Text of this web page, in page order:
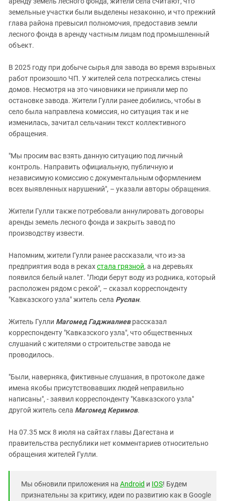
земельные участки были выделены незаконно, и что прежний
глава района превысил полномочия, предоставив земли
лесного фонда в аренду частным лицам под промышленный
объект.
В 2025 году при добыче сырья для завода во время взрывных
работ произошло ЧП. У жителей села потрескались стены
домов. Несмотря на это чиновники не приняли мер по
остановке завода. Жители Гулли ранее добились, чтобы в
село была направлена комиссия, но ситуация так и не
изменилась, зачитал сельчанин текст коллективного
обращения.
"Мы просим вас взять данную ситуацию под личный
контроль. Направить официальную, публичную и
независимую комиссию с документальным оформлением
всех выявленных нарушений", – указали авторы обращения.
Жители Гулли также потребовали аннулировать договоры
аренды земель лесного фонда и закрыть завод по
производству извести.
Напомним, жители Гулли ранее рассказали, что из-за
предприятия вода в рекахстала грязной, а на деревьях
появился белый налет. "Люди берут воду из родника, который
расположен рядом с рекой", – сказал корреспонденту
"Кавказского узла" житель села Руслан.
Житель Гулли Магомед Гаджиалиеврассказал
корреспонденту "Кавказского узла", что общественных
слушаний с жителями о строительстве завода не
проводилось.
"Были, наверняка, фиктивные слушания, в протоколе даже
имена якобы присутствовавших людей неправильно
написаны", - заявил корреспонденту "Кавказского узла"
другой житель села Магомед Керимов.
На 07.35 мск 8 июля на сайтах главы Дагестана и
правительства республики нет комментариев относительно
обращения жителей Гулли.
Мы обновили приложения на Android и IOS! Будем
признательны за критику, идеи по развитию как в Google